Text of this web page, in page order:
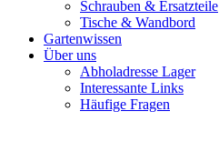
Schrauben & Ersatzteile
Tische & Wandbord
Gartenwissen
Über uns
Abholadresse Lager
Interessante Links
Häufige Fragen